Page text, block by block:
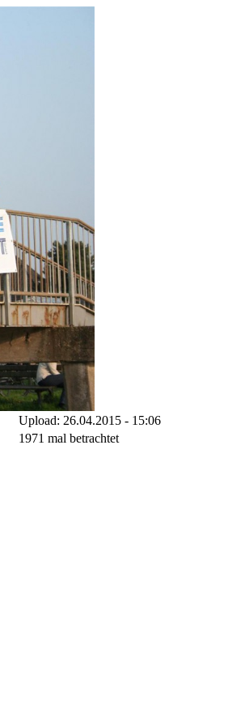
Upload: 26.04.2015 - 15:06
1971 mal betrachtet